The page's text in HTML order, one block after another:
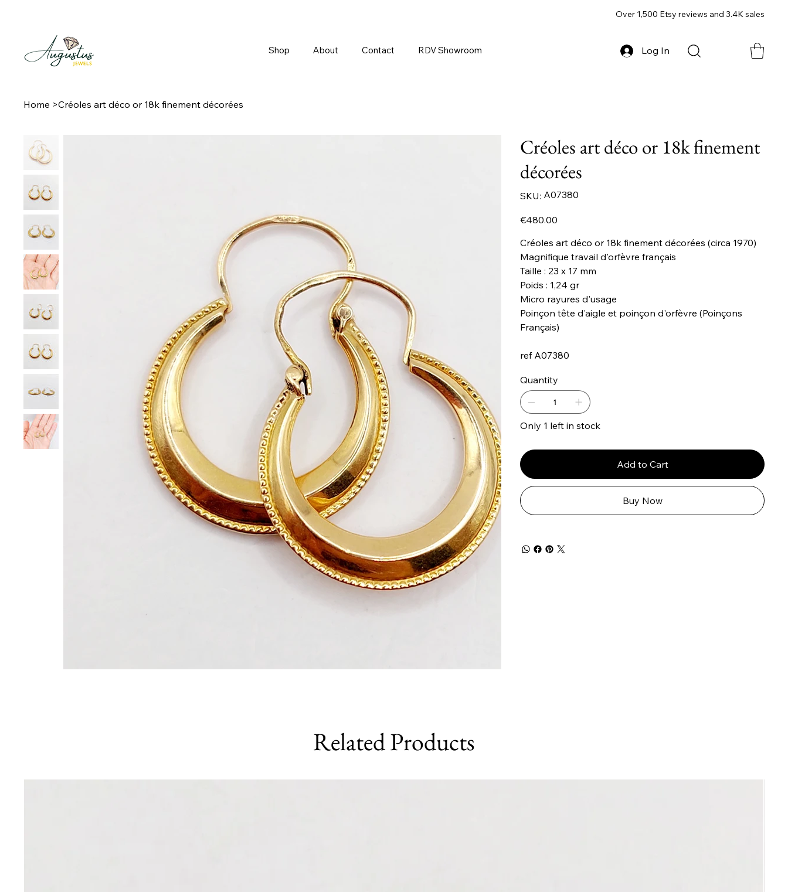
Shop About Contact RDV Showroom Log In
Over 1,500 Etsy reviews and 3.4K sales
Home >Créoles art déco or 18k finement décorées
Créoles art déco or 18k finement
décorées
SKU:
SKU
A07380
A07380
Price
€480.00
Créoles art déco or 18k finement décorées (circa 1970)
Magnifique travail d'orfèvre français
Taille : 23 x 17 mm
Poids : 1,24 gr
Micro rayures d'usage
Poinçon tête d'aigle et poinçon d'orfèvre (Poinçons
Français)
ref A07380
Quantity
Only 1 left in stock
Add to Cart
Buy Now
Related Products